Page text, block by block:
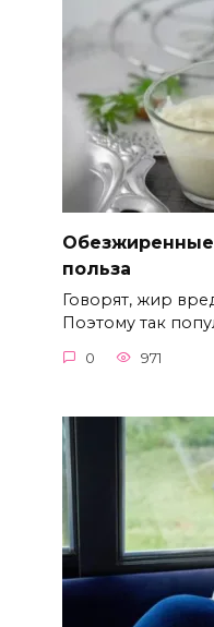
польза
Говорят, жир
Поэтому так
0 971